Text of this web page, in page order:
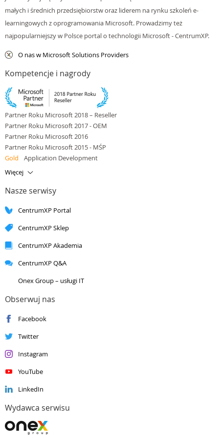
małych i średnich przedsiębiorstw oraz liderem na rynku szkoleń e-
learningowych z oprogramowania Microsoft. Prowadzimy też
najpopularniejszy w Polsce portal o technologii Microsoft - CentrumXP.
O nas w Microsoft Solutions Providers
Kompetencje i nagrody
Partner Roku Microsoft 2018 – Reseller
Partner Roku Microsoft 2017 - OEM
Partner Roku Microsoft 2016
Partner Roku Microsoft 2015 - MŚP
Gold
Application Development
Gold
Application Integration
Gold Cloud Productivity
Gold Small and Midmarket Cloud Solutions
Silver
Silver Application Integration
Silver Cloud Platform
Silver Collaboration and Content
Data Platform
Silver DevOps
Silver Enterprise Mobility Management
Więcej
Nasze serwisy
CentrumXP Portal
CentrumXP Sklep
CentrumXP Akademia
CentrumXP Q&A
Onex Group – usługi IT
Obserwuj nas
Facebook
Twitter
Instagram
YouTube
LinkedIn
Wydawca serwisu